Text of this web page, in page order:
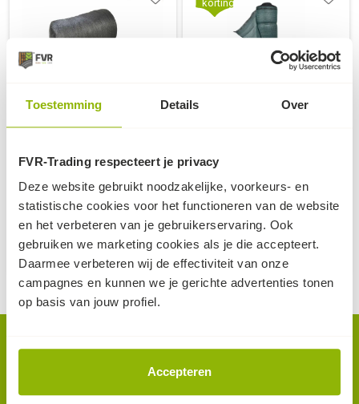
Toestemming Details Over
FVR-Trading respecteert je privacy
Deze website gebruikt noodzakelijke, voorkeurs- en
statistische cookies voor het functioneren van de website
en het verbeteren van je gebruikerservaring. Ook
gebruiken we marketing cookies als je die accepteert.
Daarmee verbeteren wij de effectiviteit van onze
campagnes en kunnen we je gerichte advertenties tonen
op basis van jouw profiel.
Accepteren
Vogelnet | Fruitnet |
Tuinnet - Maaswijdte
Verschillende afmetingen
| relatief zware 30
gr.kwaliteit
(excl. BTW, per stuk)
op voorraad
korting
Windbreekgaas (1 tot
gram | met ingeweven
knoopsgaten (elke 5cm)
65
(excl. BTW, per stuk)
op voorraad
Nieuwsbrief.
Als eerste op de hoogte van nieuws en acties? Meld je aan
op de nieuwsbrief.